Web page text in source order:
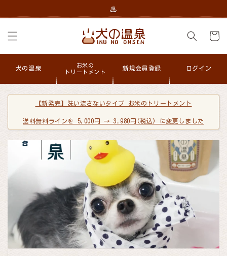
ツに進む
♨
ー
犬の温泉
お米の
トリートメント
新規会員登録 ログイン
【新発売】洗い流さないタイプ お米のトリートメント
送料無料ラインを 5,000円 → 3,980円(税込) に変更しました